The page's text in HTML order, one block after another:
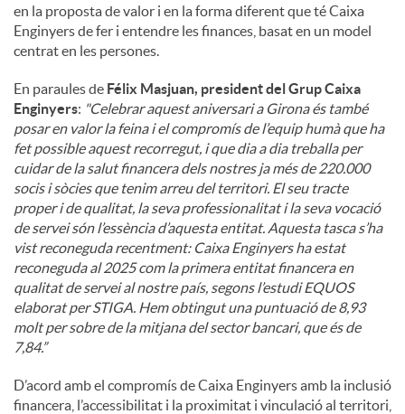
en la proposta de valor i en la forma diferent que té Caixa
Enginyers de fer i entendre les finances, basat en un model
centrat en les persones.
En paraules de Félix Masjuan, president del Grup Caixa
Enginyers: "Celebrar aquest aniversari a Girona és també
posar en valor la feina i el compromís de l’equip humà que ha
fet possible aquest recorregut, i que dia a dia treballa per
cuidar de la salut financera dels nostres ja més de 220.000
socis i sòcies que tenim arreu del territori. El seu tracte
proper i de qualitat, la seva professionalitat i la seva vocació
de servei són l’essència d’aquesta entitat. Aquesta tasca s’ha
vist reconeguda recentment: Caixa Enginyers ha estat
reconeguda al 2025 com la primera entitat financera en
qualitat de servei al nostre país, segons l’estudi EQUOS
elaborat per STIGA. Hem obtingut una puntuació de 8,93
molt per sobre de la mitjana del sector bancari, que és de
7,84.”
D’acord amb el compromís de Caixa Enginyers amb la inclusió
financera, l’accessibilitat i la proximitat i vinculació al territori,